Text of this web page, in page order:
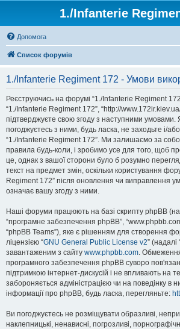
1./Infanterie
Допомога
Список форумів
1./Infanterie Regiment 172 - Умови
Реєструючись на форумі “1./Infanterie Regiment
“1./Infanterie Regiment 172”, “http://
підтверджуєте свою згоду з наступними умовами.
погоджуєтесь з ними, будь ласка, не заходьте і/
“1./Infanterie Regiment 172”. Ми залишаємо за
правила будь-коли, і зробимо усе для того, щоб
це, однак з вашої сторони було б розумно
текст на предмет змін, оскільки користування
Regiment 172” після оновлення чи виправлення
означає вашу згоду з ними.
Наші форуми працюють на базі скрипту phpBB
“програмне забезпечення phpBB”,
“phpBB Teams”), яке є рішенням для створення
ліцензією “GNU General Public License v2” (надалі
завантаженим з сайту www.phpbb.com. Обмеження
програмного забезпечення phpBB суворо пов'язані
підтримкою інтернет-дискусій і не впливають на
забороняється адміністрацією чи на поведінку в
інформації про phpBB, будь ласка, перегляньте:
Ви погоджуєтесь не розміщувати образливі,
наклепницькі, ненависні, погрозливі,